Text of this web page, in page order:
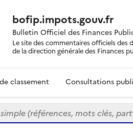
bofip.impots.gouv.fr
Bulletin Officiel des Finances
Le site des commentaires officiels des
de la direction générale des Finances
classement Consultations
(références, mots clés,